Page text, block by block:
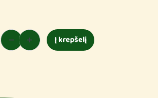
Į krepšelį